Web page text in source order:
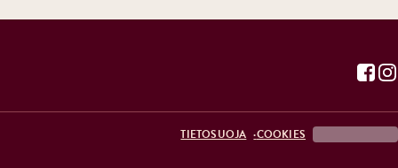
TIETOSUOJA COOKIES